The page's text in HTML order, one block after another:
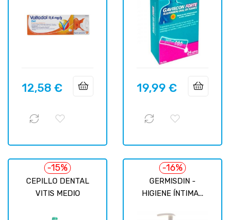
Precio
12,58 € Precio
19,99 €
CEPILLO DENTAL
VITIS MEDIO
-15%
GERMISDIN -
HIGIENE ÍNTIMA...
-16%